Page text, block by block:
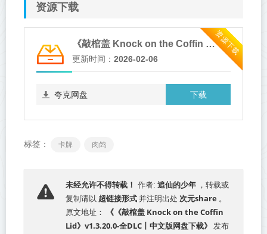
资源下载
资源下载
《敲棺盖 Knock on the Coffin Lid》v1.3.20.0-全DLC
更新时间： 2026-02-06
下载
夸克网盘
标签： 卡牌 肉鸽
未经允许不得转载！ 作者: 追仙的少年 ，转载或
复制请以 超链接形式 并注明出处 次元share 。
原文地址：
《《敲棺盖 Knock on the Coffin
Lid》v1.3.20.0-全DLC丨中文版网盘下载》
发布